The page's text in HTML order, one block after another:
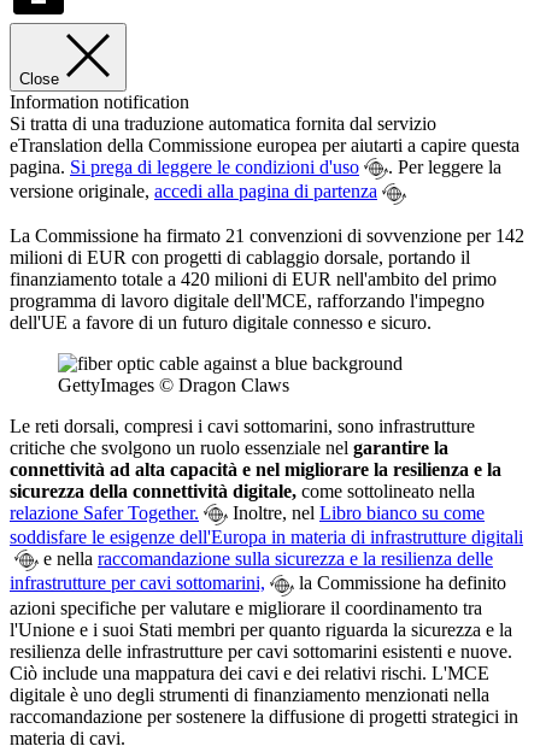
Close
Information notification
Si tratta di una traduzione automatica fornita dal servizio
eTranslation della Commissione europea per aiutarti a capire questa
pagina. Si prega di leggere le condizioni d'uso
. Per leggere la
versione originale, accedi alla pagina di partenza
La Commissione ha firmato 21 convenzioni di sovvenzione per 142
milioni di EUR con progetti di cablaggio dorsale, portando il
finanziamento totale a 420 milioni di EUR nell'ambito del primo
programma di lavoro digitale dell'MCE, rafforzando l'impegno
dell'UE a favore di un futuro digitale connesso e sicuro.
GettyImages © Dragon Claws
Le reti dorsali, compresi i cavi sottomarini, sono infrastrutture
critiche che svolgono un ruolo essenziale nel garantire la
connettività ad alta capacità e nel migliorare la resilienza e la
sicurezza della connettività digitale, come sottolineato nella
relazione Safer Together.
Inoltre, nel Libro bianco su come
soddisfare le esigenze dell'Europa in materia di infrastrutture digitali
e nella raccomandazione sulla sicurezza e la resilienza delle
infrastrutture per cavi sottomarini,
la Commissione ha definito
azioni specifiche per valutare e migliorare il coordinamento tra
l'Unione e i suoi Stati membri per quanto riguarda la sicurezza e la
resilienza delle infrastrutture per cavi sottomarini esistenti e nuove.
Ciò include una mappatura dei cavi e dei relativi rischi. L'MCE
digitale è uno degli strumenti di finanziamento menzionati nella
raccomandazione per sostenere la diffusione di progetti strategici in
materia di cavi.